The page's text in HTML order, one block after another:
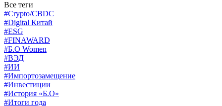
Все теги
#Crypto/CBDC
#Digital Китай
#ESG
#FINAWARD
#Б.О Women
#ВЭД
#ИИ
#Импортозамещение
#Инвестиции
#История «Б.О»
#Итоги года